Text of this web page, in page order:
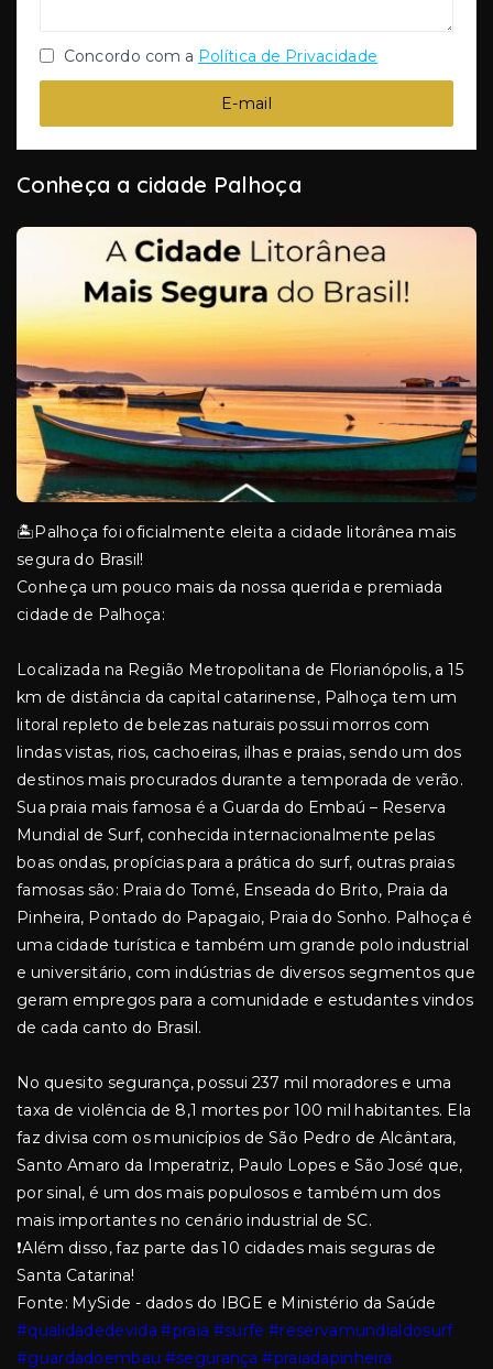
Concordo com a Política de Privacidade
E-mail
Conheça a cidade Palhoça
🏝️Palhoça foi oficialmente eleita a cidade litorânea mais
segura do Brasil!
Conheça um pouco mais da nossa querida e premiada
cidade de Palhoça:
Localizada na Região Metropolitana de Florianópolis, a 15
km de distância da capital catarinense, Palhoça tem um
litoral repleto de belezas naturais possui morros com
lindas vistas, rios, cachoeiras, ilhas e praias, sendo um dos
destinos mais procurados durante a temporada de verão.
Sua praia mais famosa é a Guarda do Embaú – Reserva
Mundial de Surf, conhecida internacionalmente pelas
boas ondas, propícias para a prática do surf, outras praias
famosas são: Praia do Tomé, Enseada do Brito, Praia da
Pinheira, Pontado do Papagaio, Praia do Sonho. Palhoça é
uma cidade turística e também um grande polo industrial
e universitário, com indústrias de diversos segmentos que
geram empregos para a comunidade e estudantes vindos
de cada canto do Brasil.
No quesito segurança, possui 237 mil moradores e uma
taxa de violência de 8,1 mortes por 100 mil habitantes. Ela
faz divisa com os municípios de São Pedro de Alcântara,
Santo Amaro da Imperatriz, Paulo Lopes e São José que,
por sinal, é um dos mais populosos e também um dos
mais importantes no cenário industrial de SC.
❗Além disso, faz parte das 10 cidades mais seguras de
Santa Catarina!
Fonte: MySide - dados do IBGE e Ministério da Saúde
#qualidadedevida #praia #surfe #reservamundialdosurf
#guardadoembau #segurança #praiadapinheira